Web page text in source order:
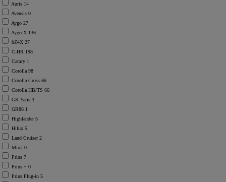
Auris 14
Avensis 0
Aygo 27
Aygo X 136
bZ4X 27
C-HR 198
Camry 1
Corolla 98
Corolla Cross 66
Corolla HB/TS 66
GR Yaris 3
GR86 1
Highlander5
Hilux 5
Land Cruiser2
Mirai 0
Prius 7
Prius + 0
Prius Plug-in 5